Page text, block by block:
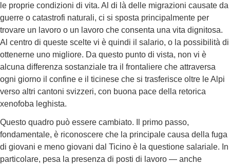
le proprie condizioni di vita. Al di là delle migrazioni causate da
guerre o catastrofi naturali, ci si sposta principalmente per
trovare un lavoro o un lavoro che consenta una vita dignitosa.
Al centro di queste scelte vi è quindi il salario, o la possibilità di
ottenerne uno migliore. Da questo punto di vista, non vi è
alcuna differenza sostanziale tra il frontaliere che attraversa
ogni giorno il confine e il ticinese che si trasferisce oltre le Alpi
verso altri cantoni svizzeri, con buona pace della retorica
xenofoba leghista.
Questo quadro può essere cambiato. Il primo passo,
fondamentale, è riconoscere che la principale causa della fuga
di giovani e meno giovani dal Ticino è la questione salariale. In
particolare, pesa la presenza di posti di lavoro — anche